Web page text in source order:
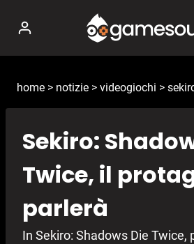
contenuto
home > notizie > videogiochi >
Sekiro:
Twice, il
parlerà
In Sekiro: Shadows Die Twice,